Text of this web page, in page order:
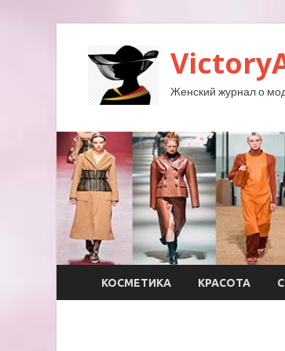
Женский журнал о
КОСМЕТИКА КРАСОТА